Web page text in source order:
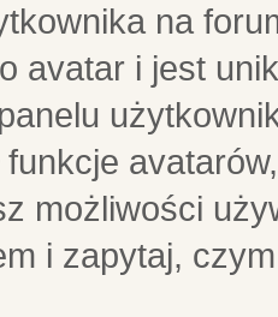
na
avatar i jest
funkcje
możliwości
i zapytaj,